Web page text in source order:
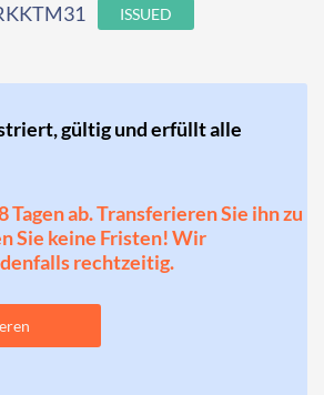
ISSUED
gültig und erfüllt alle
Tagen ab. Transferieren Sie ihn zu
Sie keine Fristen! Wir
rechtzeitig.